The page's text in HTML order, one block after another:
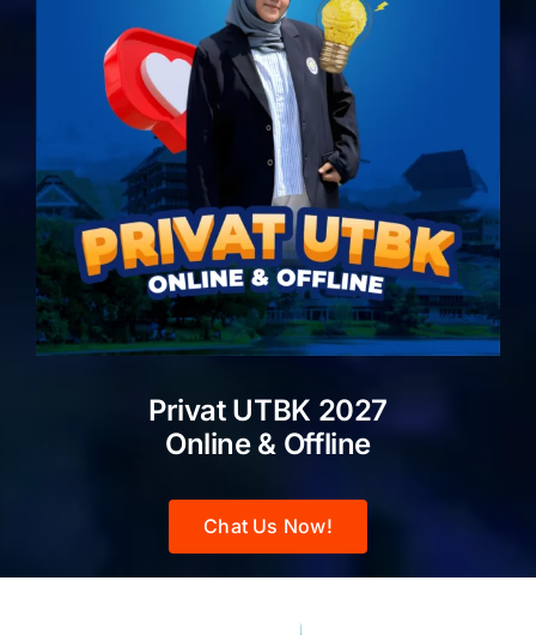
Privat UTBK 2027
Online & Offline
Chat Us Now!